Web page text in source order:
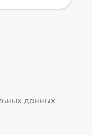
данных